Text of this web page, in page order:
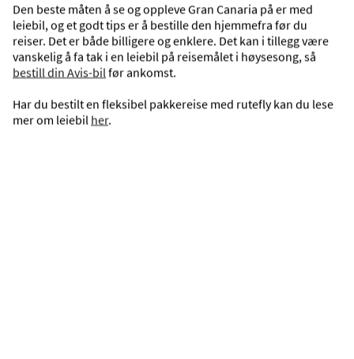
Green Garden
Playa del Inglés, Gran Canaria, Spania
+
Fly + del i 2-romsleilighet med balkong
1 uke
Den beste måten å se og oppleve Gran Canaria på er med
leiebil, og et godt tips er å bestille den hjemmefra før du
reiser. Det er både billigere og enklere. Det kan i tillegg være
vanskelig å fa tak i en leiebil på reisemålet i høysesong, så
bestill din Avis-bilfør ankomst.
Har du bestilt en fleksibel pakkereise med rutefly kan du lese
mer om leiebil her.